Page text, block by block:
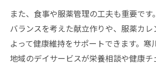
また、食事や服薬管理の工夫も重要です
バランスを考えた献立作りや、服薬カ
よって健康維持をサポートできます。寒
地域のデイサービスが栄養相談や健康チ